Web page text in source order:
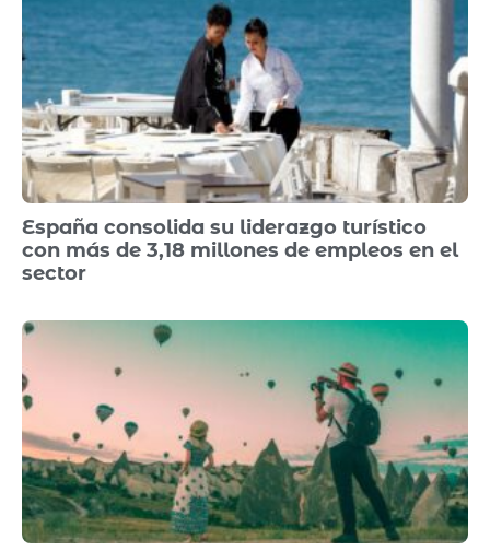
España consolida su liderazgo turístico
con más de 3,18 millones de empleos en el
sector